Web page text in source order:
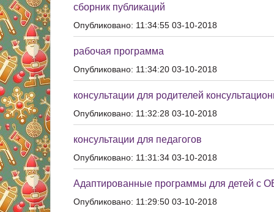
сборник публикаций
Опубликовано: 11:34:55 03-10-2018
рабочая программа
Опубликовано: 11:34:20 03-10-2018
консультации для родителей
Опубликовано: 11:32:28 03-10-2018
консультации для педагогов
Опубликовано: 11:31:34 03-10-2018
Адаптированные программы для детей с
Опубликовано: 11:29:50 03-10-2018